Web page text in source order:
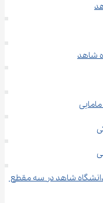
دانشگاه شاهد در سه مقطع